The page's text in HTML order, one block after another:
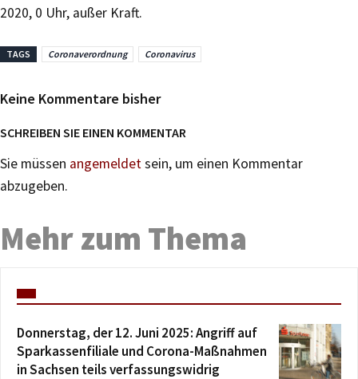
2020, 0 Uhr, außer Kraft.
TAGS Coronaverordnung Coronavirus
Keine Kommentare bisher
SCHREIBEN SIE EINEN KOMMENTAR
Sie müssen angemeldetsein, um einen Kommentar
abzugeben.
Mehr zum Thema
Donnerstag, der 12. Juni 2025: Angriff auf
Sparkassenfiliale und Corona-Maßnahmen
in Sachsen teils verfassungswidrig